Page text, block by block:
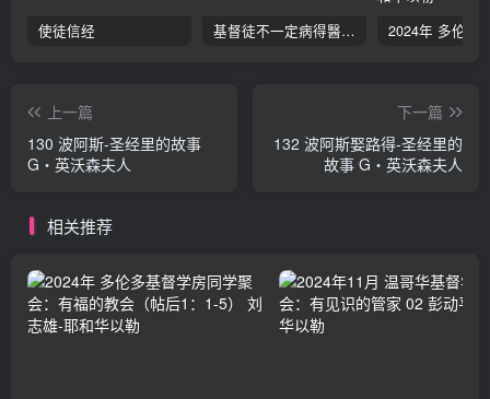
使徒信经 基督徒不一定病得醫治？寇紹恩牧師談基督徒的醫治與盼望
上一篇
130 波阿斯-圣经里的故事
G‧英沃森夫人
下一篇
132 波阿斯娶路得-圣经里的
故事 G‧英沃森夫人
相关推荐